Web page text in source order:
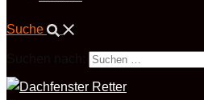
Suche